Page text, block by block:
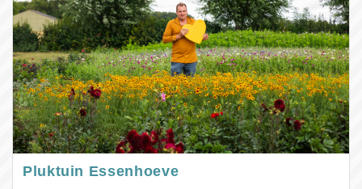
Pluktuin Essenhoeve